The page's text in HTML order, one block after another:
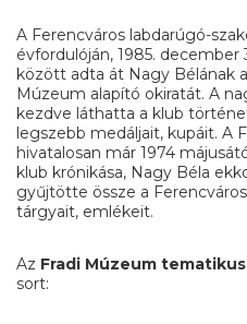
A Ferencváros labdarúgó-
évfordulóján, 1985.
között adta át Nagy Bélának
Múzeum alapító okiratát. A
kezdve láthatta a klub
legszebb medáljait, kupáit. A
hivatalosan már 1974
klub krónikása, Nagy Béla
gyűjtötte össze a
tárgyait, emlékeit.
Az Fradi Múzeum
sort: